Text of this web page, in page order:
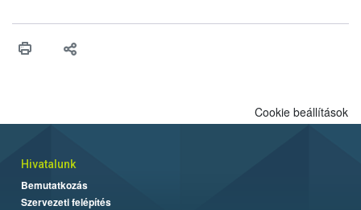
vonni az ebek viselkedésének megítélésében jártas szakértőt.
Cookie beállítások
Hivatalunk
Bemutatkozás
Szervezeti felépítés